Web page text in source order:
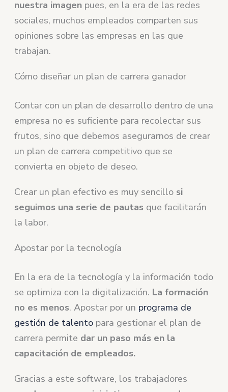
nuestra imagen pues, en la era de las redes
sociales, muchos empleados comparten sus
opiniones sobre las empresas en las que
trabajan.
Cómo diseñar un plan de carrera ganador
Contar con un plan de desarrollo dentro de una
empresa no es suficiente para recolectar sus
frutos, sino que debemos asegurarnos de crear
un plan de carrera competitivo que se
convierta en objeto de deseo.
Crear un plan efectivo es muy sencillo si
seguimos una serie de pautas que facilitarán
la labor.
Apostar por la tecnología
En la era de la tecnología y la información todo
se optimiza con la digitalización. La formación
no es menos. Apostar por un programa de
gestión de talento para gestionar el plan de
carrera permite dar un paso más en la
capacitación de empleados.
Gracias a este software, los trabajadores